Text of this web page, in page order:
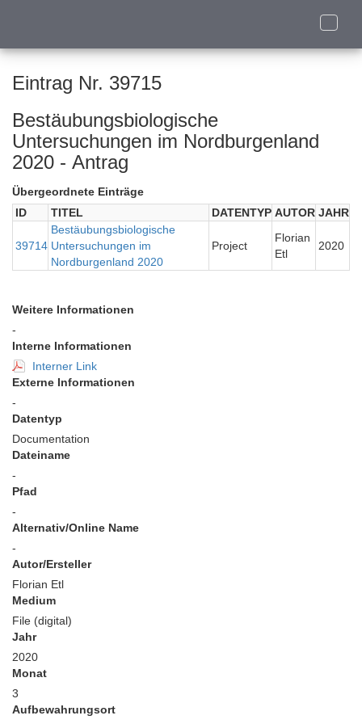
Toggle
Eintrag Nr. 39715
Bestäubungsbiologische
Untersuchungen im Nordburgenland
2020 - Antrag
Übergeordnete Einträge
ID
TITEL DATENTYP AUTOR JAHR
39714
Bestäubungsbiologische
Untersuchungen im
Nordburgenland 2020
Project
Florian
Etl
2020
Weitere Informationen
-
Interne Informationen
Interner Link
Externe Informationen
-
Datentyp
Documentation
Dateiname
-
Pfad
-
Alternativ/Online Name
-
Autor/Ersteller
Florian Etl
Medium
File (digital)
Jahr
2020
Monat
3
Aufbewahrungsort